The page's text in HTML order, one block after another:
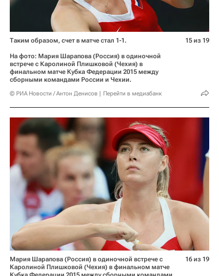
Таким образом, счет в матче стал 1-1.
На фото: Мария Шарапова (Россия) в одиночной
встрече с Каролиной Плишковой (Чехия) в
финальном матче Кубка Федерации 2015 между
сборными командами России и Чехии.
© РИА Новости / Антон Денисов Перейти в медиабанк
15 из 19
Мария Шарапова (Россия) в одиночной встрече с
Каролиной Плишковой (Чехия) в финальном матче
16 из 19